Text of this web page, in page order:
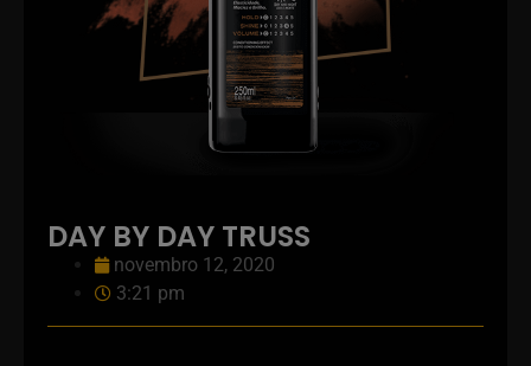
DAY BY DAY TRUSS
novembro 12, 2020
3:21 pm